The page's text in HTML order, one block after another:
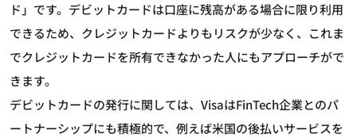
ド」です。デビットカードは口座に残高がある場合に限り利用
できるため、クレジットカードよりもリスクが少なく、これま
でクレジットカードを所有できなかった人にもアプローチがで
きます。
デビットカードの発行に関しては、VisaはFinTech企業とのパ
ートナーシップにも積極的で、例えば米国の後払いサービスを